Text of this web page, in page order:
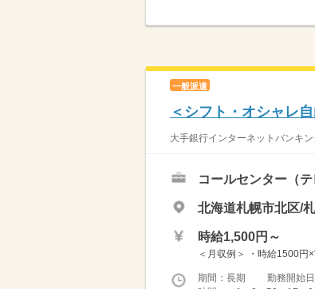
一般派遣
＜シフト・オシャレ
大手銀行インターネットバンキ
コールセンター（
北海道札幌市北区/
時給1,500円～
＜月収例＞ ・時給1500円
期間：長期 勤務開始日